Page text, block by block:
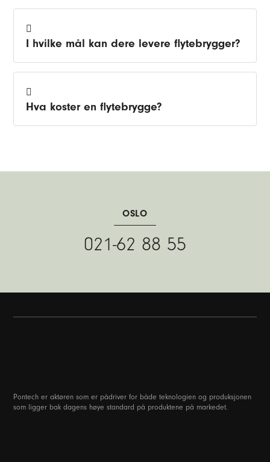
I hvilke mål kan dere levere flytebrygger?
Hva koster en flytebrygge?
OSLO
021-62 88 55
Pontech er aktøren som er pådriver for både teknologien og produksjonen
som ligger bak dagens høye standard på produktene på markedet.